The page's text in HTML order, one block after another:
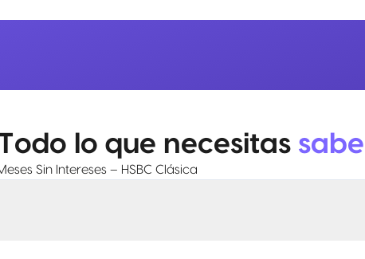
lo que necesitas
Sin Intereses – HSBC Clásica